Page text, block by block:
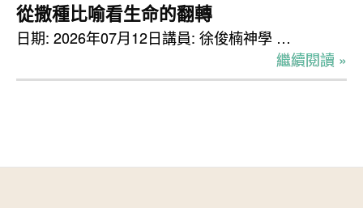
從撒種比喻看生命的翻轉
日期: 2026年07月12日講員: 徐俊楠神學 …
繼續閱讀 »